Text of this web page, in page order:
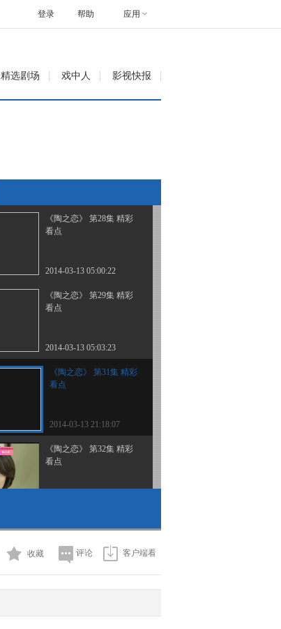
帮助 应用
登录
精选剧场 戏中人 影视快报
看点
《陶之恋》 第28集 精彩
看点
2014-03-13 05:00:22
《陶之恋》 第29集 精彩
看点
2014-03-13 05:03:23
《陶之恋》 第31集 精彩
看点
2014-03-13 21:18:07
《陶之恋》 第32集 精彩
看点
2014-03-13 22:09:13
看点
收藏 评论 客户端看